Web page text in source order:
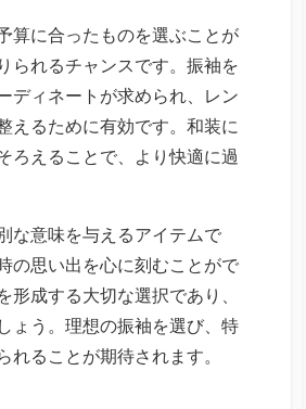
算に合ったものを選ぶことが
られるチャンスです。振袖を
ディネートが求められ、レン
えるために有効です。和装に
ろえることで、より快適に過
な意味を与えるアイテムで
の思い出を心に刻むことがで
成する大切な選択であり、
ょう。理想の振袖を選び、特
ることが期待されます。